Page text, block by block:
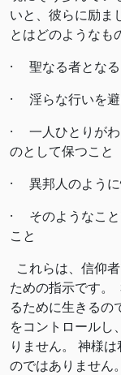
いと、彼らに励ま
とはどのようなも
· 聖なる者となる
· 淫らな行いを避
· 一人ひとりがわ
のとして保つこと
· 異邦人のように
· そのようなこと
こと
これらは、信仰
ための指示です。
るために生きるの
をコントロールし
りません。 神様
のではありません